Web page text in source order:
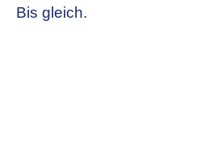
Bis gleich.